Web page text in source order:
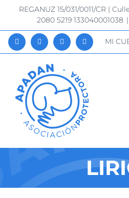
Saltar
contenido
REGANUZ 15/031/0011/CR |
2080 5219 133040001038 |
MI